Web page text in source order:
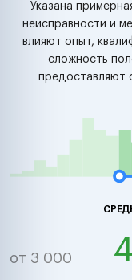
Указана
неисправности и
влияют опыт,
сложность
предоставляют
от 3 000